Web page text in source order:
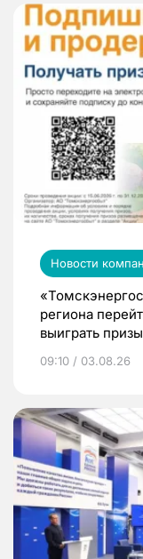
Новости
региона
выиграть призы
09:10 / 03.08.26